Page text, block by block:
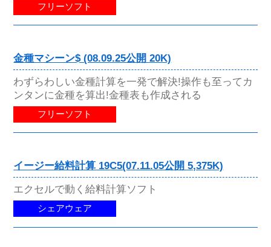
フリーソフト
金種マシーン$ (08.09.25公開 20K)
わずらわしい金種計算を一発で解決!操作も至ってカ
ンタンに金種を算出!金種表も作成される
フリーソフト
イージー給料計算 19C5(07.11.05公開 5,375K)
エクセルで動く給料計算ソフト
シェアウェア